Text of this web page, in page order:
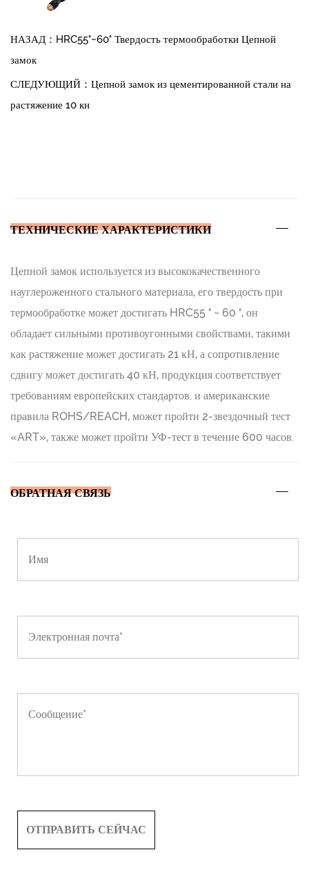
НАЗАД：HRC55°~60° Твердость термообработки Цепной
замок
СЛЕДУЮЩИЙ：Цепной замок из цементированной стали на
растяжение 10 кн
ТЕХНИЧЕСКИЕ ХАРАКТЕРИСТИКИ
Цепной замок используется из высококачественного
науглероженного стального материала, его твердость при
термообработке может достигать HRC55 ° ~ 60 °, он
обладает сильными противоугонными свойствами, такими
как растяжение может достигать 21 кН, а сопротивление
сдвигу может достигать 40 кН, продукция соответствует
требованиям европейских стандартов. и американские
правила ROHS/REACH, может пройти 2-звездочный тест
«ART», также может пройти УФ-тест в течение 600 часов.
ОБРАТНАЯ СВЯЗЬ